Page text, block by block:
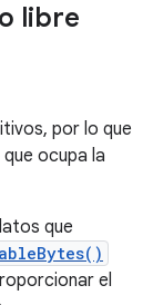
libre
por lo que
ocupa la
que
el